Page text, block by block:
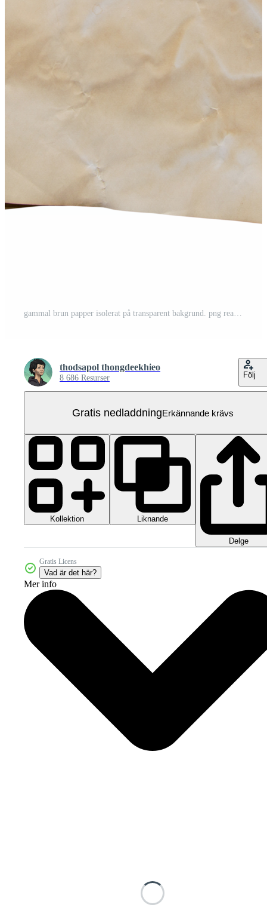
gammal brun papper isolerat på transparent bakgrund. png realistisk design element. Gratis PNG
thodsapol thongdeekhieo
8 686 Resurser Följ
Gratis nedladdningErkännande krävs
Kollektion Liknande
Delge
Gratis Licens
Vad är det här?
Mer info